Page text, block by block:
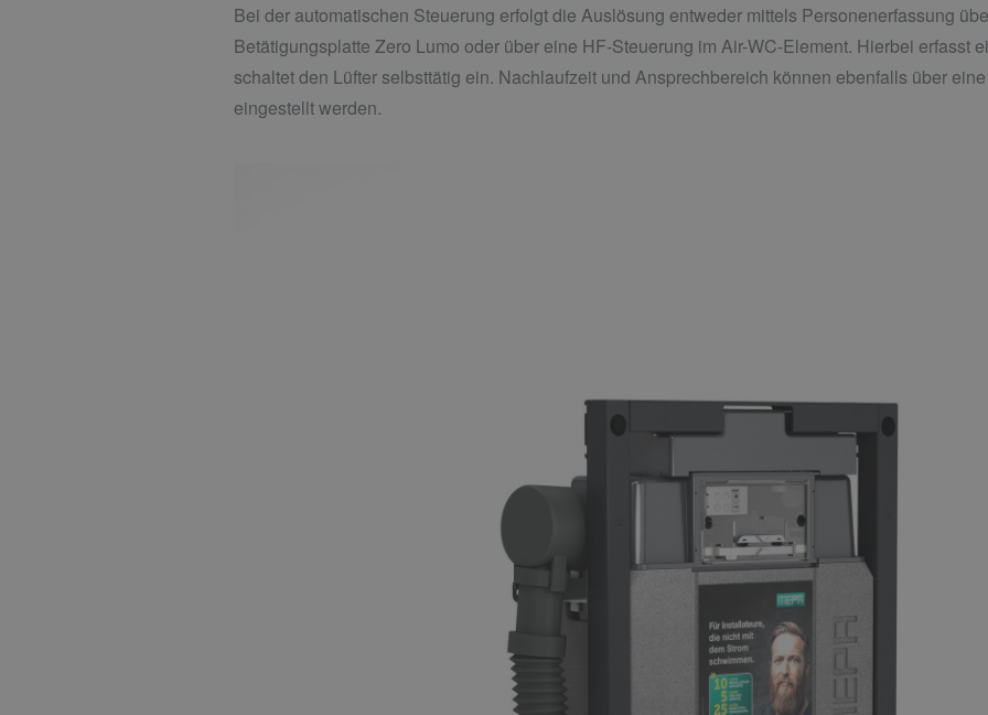
Bei der automatischen Steuerung erfolgt die Auslösung entweder mittels Personenerfassung
Betätigungsplatte Zero Lumo oder über eine HF-Steuerung im Air-WC-Element. Hierbei erfasst
schaltet den Lüfter selbsttätig ein. Nachlaufzeit und Ansprechbereich können ebenfalls über
eingestellt werden.